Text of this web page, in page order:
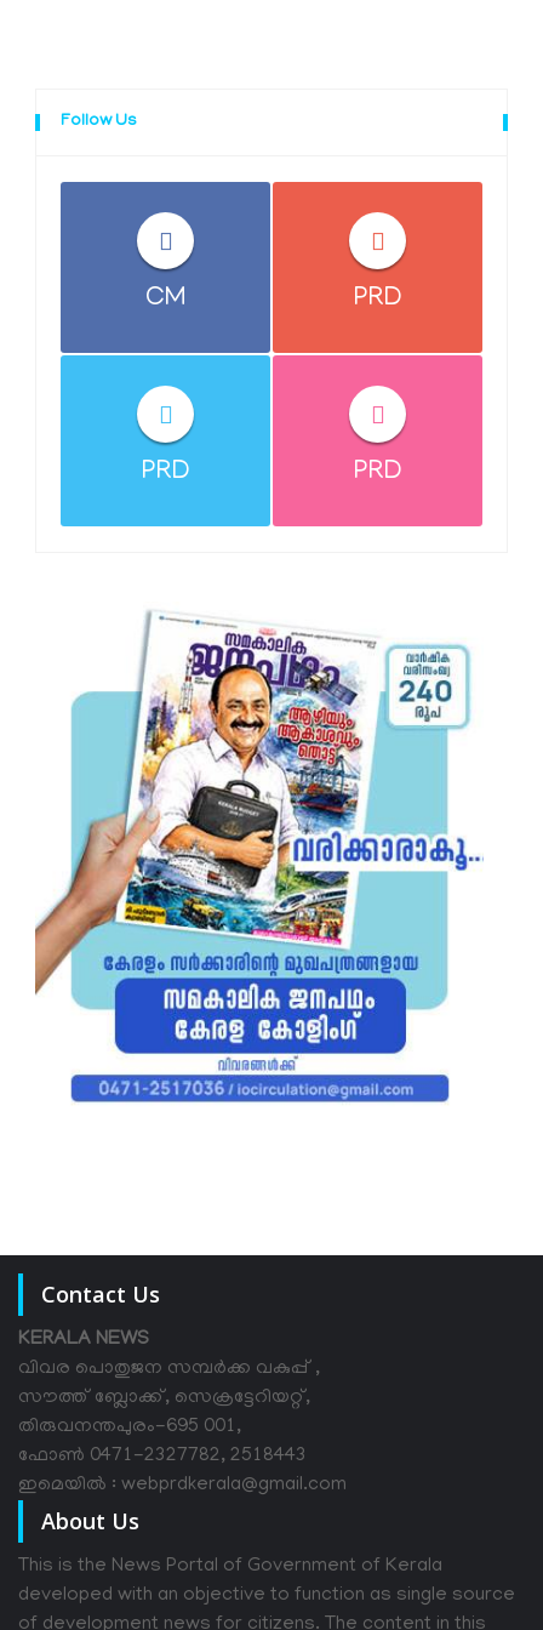
Follow Us
CM PRD
PRD PRD
Contact Us
KERALA NEWS
വിവര പൊതുജന സമ്പര്‍ക്ക വകുപ്പ് ,
സൗത്ത് ബ്ലോക്ക്, സെക്രട്ടേറിയറ്റ്,
തിരുവനന്തപുരം-695 001,
ഫോൺ 0471-2327782, 2518443
ഇമെയിൽ : webprdkerala@gmail.com
About Us
This is the News Portal of Government of Kerala
developed with an objective to function as single source